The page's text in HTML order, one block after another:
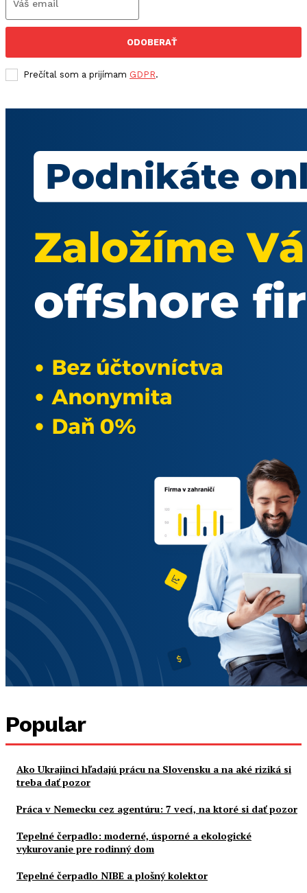
ODOBERAŤ
Prečítal som a prijímam GDPR.
Popular
Ako Ukrajinci hľadajú prácu na Slovensku a na aké riziká si
treba dať pozor
Práca v Nemecku cez agentúru: 7 vecí, na ktoré si dať pozor
Tepelné čerpadlo: moderné, úsporné a ekologické
vykurovanie pre rodinný dom
Tepelné čerpadlo NIBE a plošný kolektor